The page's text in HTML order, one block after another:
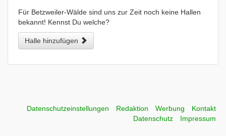
Für Betzweiler-Wälde sind uns zur Zeit noch keine Hallen
bekannt! Kennst Du welche?
Halle hinzufügen
Datenschutzeinstellungen Redaktion Werbung
Kontakt
Datenschutz
Impressum